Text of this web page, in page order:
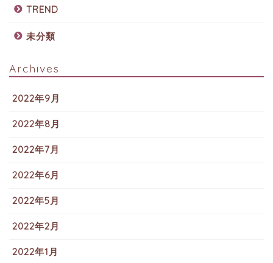
TREND
未分類
Archives
2022年9月
2022年8月
2022年7月
2022年6月
2022年5月
2022年2月
2022年1月